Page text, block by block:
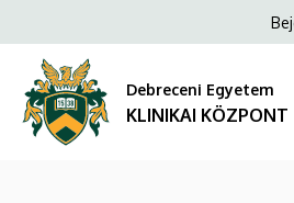
rend-
Tüdőgyógyászati
Klinika
a
tartalomra
fiók
Debreceni Egyetem
KLINIKAI KÖZPONT